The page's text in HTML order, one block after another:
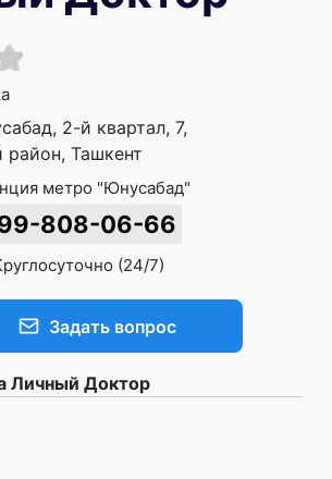
2-й квартал, 7,
Ташкент
метро "Юнусабад"
808-06-66
(24/7)
Задать вопрос
Личный Доктор